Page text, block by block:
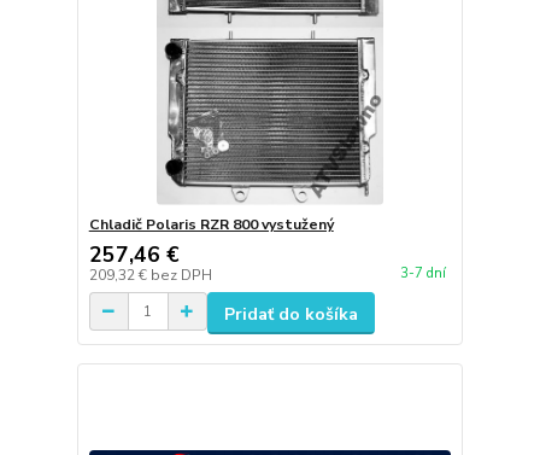
Chladič Polaris RZR 800 vystužený
257,46 €
209,32 € bez DPH 3-7 dní
Pridať do košíka